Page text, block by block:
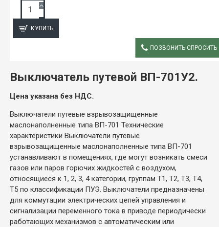
КУПИТЬ
ПОЗВОНИТЬ СПРОСИТЬ
Выключатель путевой ВП-701У2.
Цена указана без НДС.
Выключатели путевые взрывозащищенные
маслонаполненные типа ВП-701 Технические
характеристики Выключатели путевые
взрывозащищенные маслонаполненные типа ВП-701
устанавливают в помещениях, где могут возникать смеси
газов или паров горючих жидкостей с воздухом,
относящиеся к 1, 2, 3, 4 категории, группам Т1, Т2, Т3, Т4,
Т5 по классификации ПУЭ. Выключатели предназначены
для коммутации электрических цепей управления и
сигнализации переменного тока в приводе периодически
работающих механизмов с автоматическим или